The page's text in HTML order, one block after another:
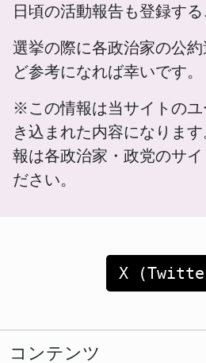
日頃の活動報告も登録する
選挙の際に各政治家の公
ど参考になれば幸いです。
※この情報は当サイトの
き込まれた内容になりま
報は各政治家・政党のサイ
ださい。
X
コンテンツ